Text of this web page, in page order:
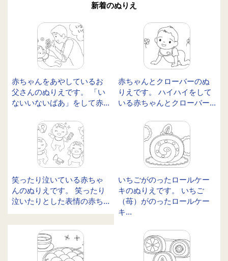
新着のぬりえ
赤ちゃんをあやしているお
父さんのぬりえです。 「い
ないいないばあ」をして赤...
赤ちゃんとクローバーのぬ
りえです。 ハイハイをして
いる赤ちゃんとクローバー...
笑ったり泣いている赤ちゃ
んのぬりえです。 笑ったり
泣いたりとした表情の赤ち...
いちごがのったロールケー
キのぬりえです。 いちご
（苺）がのったロールケー
キ...